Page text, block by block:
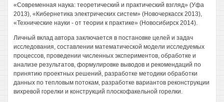
«Современная наука: теоретический и практический взгляд» (Уфа
2013), «Кибернетика электрических систем» (Новочеркасск 2013),
«Технические науки - от теории к практике» (Новосибирск 2014).
Личный вклад автора заключается в постановке целей и задач
исследования, составлении математической модели исследуемых
процессов, проведении численных экспериментов, обработке и
анализе результатов, формулировке выводов и рекомендаций по
принятию проектных решений, разработке методики обработки
данных по тепловым потокам, разработке вариантов реконструкции
вихревой горелки и конструкций плоскофакельной горелки.